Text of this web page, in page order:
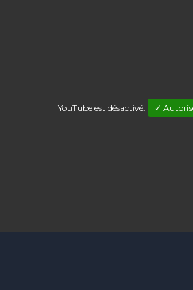
YouTube est désactivé. ✓